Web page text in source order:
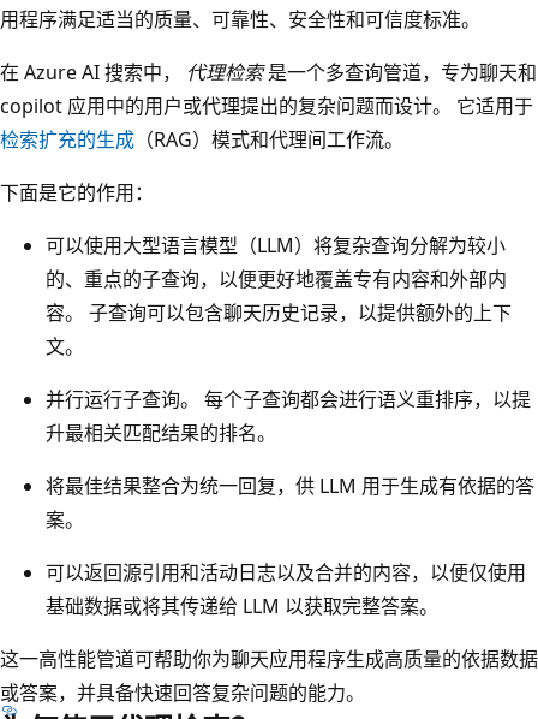
用程序满足适当的质量、可靠性、安全性和可信度标准。
在 Azure AI 搜索中， 代理检索是一个多查询管道，专为聊天和
copilot 应用中的用户或代理提出的复杂问题而设计。 它适用于
检索扩充的生成 （RAG）模式和代理间工作流。
下面是它的作用：
可以使用大型语言模型（LLM）将复杂查询分解为较小
的、重点的子查询，以便更好地覆盖专有内容和外部内
容。 子查询可以包含聊天历史记录，以提供额外的上下
文。
并行运行子查询。 每个子查询都会进行语义重排序，以提
升最相关匹配结果的排名。
将最佳结果整合为统一回复，供 LLM 用于生成有依据的答
案。
可以返回源引用和活动日志以及合并的内容，以便仅使用
基础数据或将其传递给 LLM 以获取完整答案。
这一高性能管道可帮助你为聊天应用程序生成高质量的依据数据
或答案，并具备快速回答复杂问题的能力。